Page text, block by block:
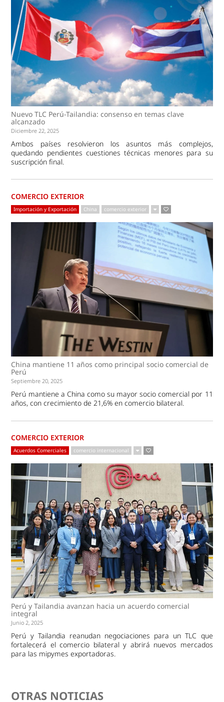
Nuevo TLC Perú-Tailandia: consenso en temas clave
alcanzado
Diciembre 22, 2025
Ambos países resolvieron los asuntos más complejos,
quedando pendientes cuestiones técnicas menores para su
suscripción final.
COMERCIO EXTERIOR
Importación y Exportación China comercio exterior
China mantiene 11 años como principal socio comercial de
Perú
Septiembre 20, 2025
Perú mantiene a China como su mayor socio comercial por 11
años, con crecimiento de 21,6% en comercio bilateral.
COMERCIO EXTERIOR
Acuerdos Comerciales comercio internacional
Perú y Tailandia avanzan hacia un acuerdo comercial
integral
Junio 2, 2025
Perú y Tailandia reanudan negociaciones para un TLC que
fortalecerá el comercio bilateral y abrirá nuevos mercados
para las mipymes exportadoras.
OTRAS NOTICIAS